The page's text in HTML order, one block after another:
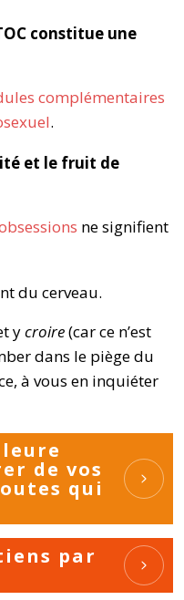
constitue une
complémentaires
.
et le fruit de
ne signifient
du cerveau.
ycroire(car ce n’est
dans le piège du
à vous en inquiéter
de vos
qui
par